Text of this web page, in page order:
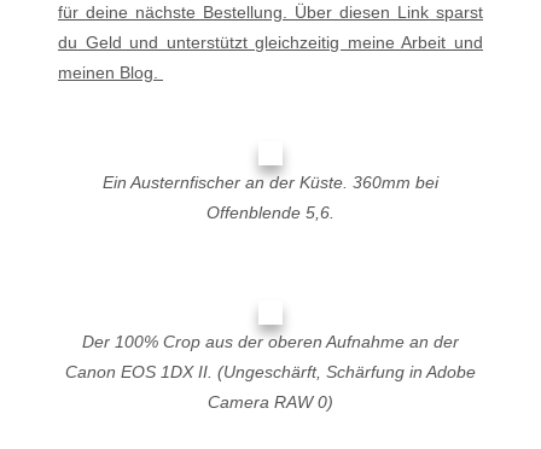
für deine nächste Bestellung. Über diesen Link sparst
du Geld und unterstützt gleichzeitig meine Arbeit und
meinen Blog.
Ein Austernfischer an der Küste. 360mm bei
Offenblende 5,6.
Der 100% Crop aus der oberen Aufnahme an der
Canon EOS 1DX II. (Ungeschärft, Schärfung in Adobe
Camera RAW 0)